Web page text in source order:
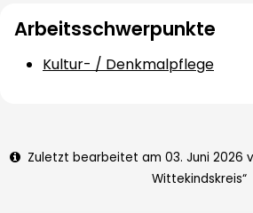
Arbeitsschwerpunkte
Kultur- / Denkmalpflege
Zuletzt bearbeitet am 03. Juni 2026
Wittekindskreis“